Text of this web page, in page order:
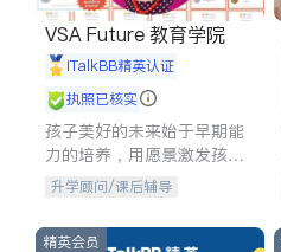
VSA Future 教育学院
iTalkBB精英认证
执照已核实
孩子美好的未来始于早期能
力的培养，用愿景激发孩子
的学习潜力和动力。理念：
拥有成长型心态是成功的基
石。
升学顾问/课后辅导
精英会员